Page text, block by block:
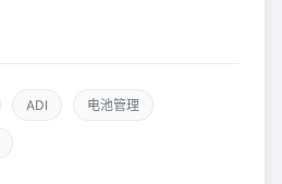
ADI 电池管理